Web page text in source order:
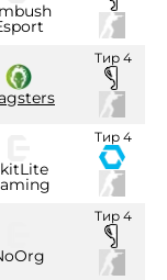
Тир 4
Тир 4
Тир 4